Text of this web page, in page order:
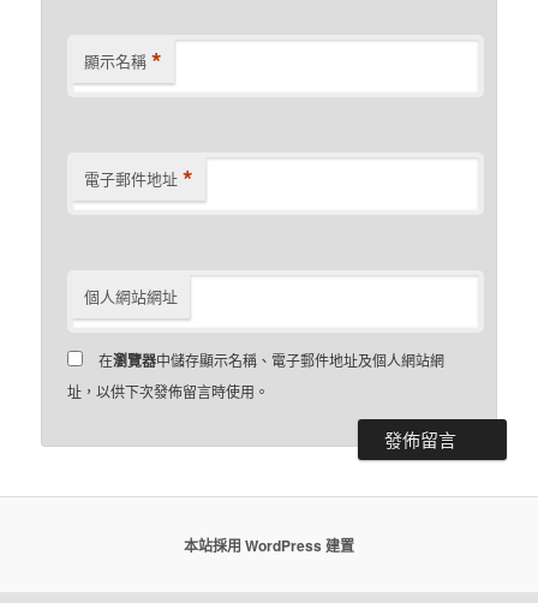
顯示名稱 *
電子郵件地址 *
個人網站網址
在瀏覽器中儲存顯示名稱、電子郵件地址及個人網站網
址，以供下次發佈留言時使用。
本站採用 WordPress 建置